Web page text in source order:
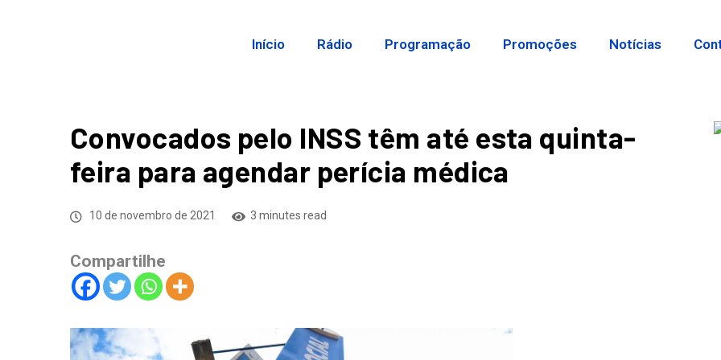
Início Rádio Programação Promoções Notícias
Convocados pelo INSS têm até esta quinta-
feira para agendar perícia médica
10 de novembro de 2021 3 minutes read
Compartilhe